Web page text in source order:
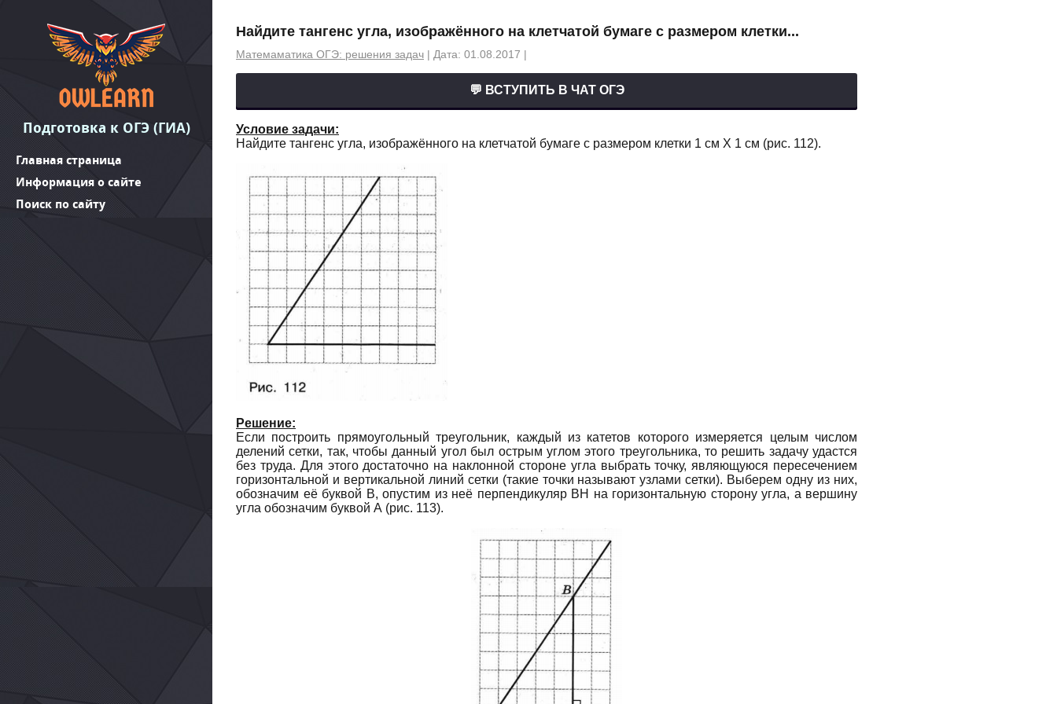
Подготовка к ОГЭ (ГИА)
Главная страница
Информация о сайте
Поиск по сайту
Найдите тангенс угла, изображённого на клетчатой бумаге с размером клетки...
Матемаматика ОГЭ: решения задач | Дата: 01.08.2017 |
💬 ВСТУПИТЬ В ЧАТ ОГЭ
Условие задачи:
Найдите тангенс угла, изображённого на клетчатой бумаге с размером клетки 1 см X 1 см (рис. 112).
Решение:
Если построить прямоугольный треугольник, каждый из катетов которого измеряется целым числом
делений сетки, так, чтобы данный угол был острым углом этого треугольника, то решить задачу удастся
без труда. Для этого достаточно на наклонной стороне угла выбрать точку, являющуюся пересечением
горизонтальной и вертикальной линий сетки (такие точки называют узлами сетки). Выберем одну из них,
обозначим её буквой В, опустим из неё перпендикуляр ВН на горизонтальную сторону угла, а вершину
угла обозначим буквой А (рис. 113).